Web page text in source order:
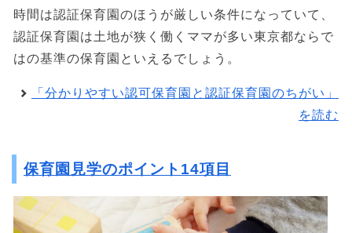
時間は認証保育園のほうが厳しい条件になっていて、
認証保育園は土地が狭く働くママが多い東京都ならで
はの基準の保育園といえるでしょう。
「分かりやすい認可保育園と認証保育園のちがい」
を読む
保育園見学のポイント14項目